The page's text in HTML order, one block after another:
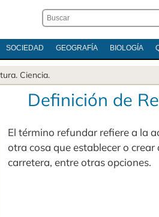
SOCIEDAD GEOGRAFÍA BIOLOGÍA
. Ciencia.
Definición de
El término refundar refiere a la
otra cosa que establecer o
carretera, entre otras opciones.